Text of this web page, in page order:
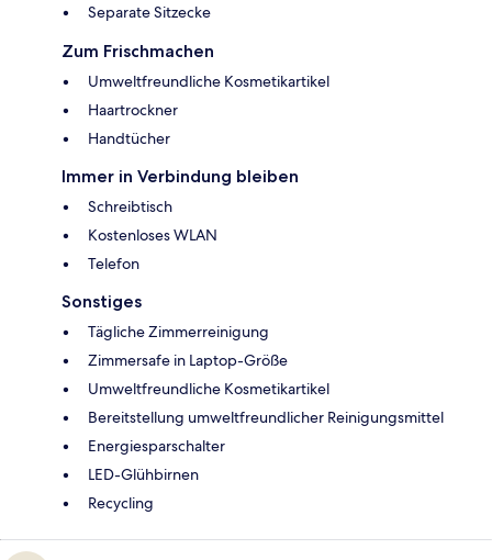
Separate Sitzecke
Zum Frischmachen
Umweltfreundliche Kosmetikartikel
Haartrockner
Handtücher
Immer in Verbindung bleiben
Schreibtisch
Kostenloses WLAN
Telefon
Sonstiges
Tägliche Zimmerreinigung
Zimmersafe in Laptop-Größe
Umweltfreundliche Kosmetikartikel
Bereitstellung umweltfreundlicher Reinigungsmittel
Energiesparschalter
LED-Glühbirnen
Recycling